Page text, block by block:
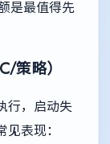
是最值得先
策略）
行，启动失
表现：